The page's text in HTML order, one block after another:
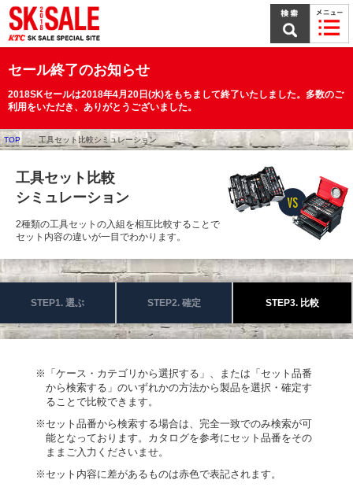
本
文
ま
で
ッ
プ
セール終了のお知らせ
2018SKセールは2018年4月20日(水)をもちまして終了いたしました。多数のご
利用をいただき、ありがとうございました。
TOP 工具セット比較シミュレーション
工具セット比較
シミュレーション
2種類の工具セットの入組を相互比較することで
セット内容の違いが一目でわかります。
STEP1. 選ぶ STEP2. 確定 STEP3. 比較
※「ケース・カテゴリから選択する」、または「セット品番
から検索する」のいずれかの方法から製品を選択・確定す
ることで比較できます。
※セット品番から検索する場合は、完全一致でのみ検索が可
能となっております。カタログを参考にセット品番をその
ままご入力くださいませ。
※セット内容に差があるものは赤色で表記されます。